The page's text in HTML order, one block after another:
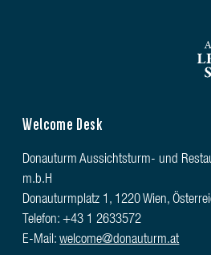
Welcome Desk
Donauturm Aussichtsturm- und
m.b.H
Donauturmplatz 1, 1220 Wien,
Telefon: +43 1 2633572
E-Mail:welcome@donauturm.at